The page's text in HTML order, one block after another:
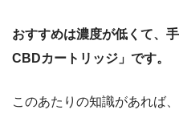
おすすめは濃度が低くて、
CBDカートリッジ」です。
このあたりの知識があれば